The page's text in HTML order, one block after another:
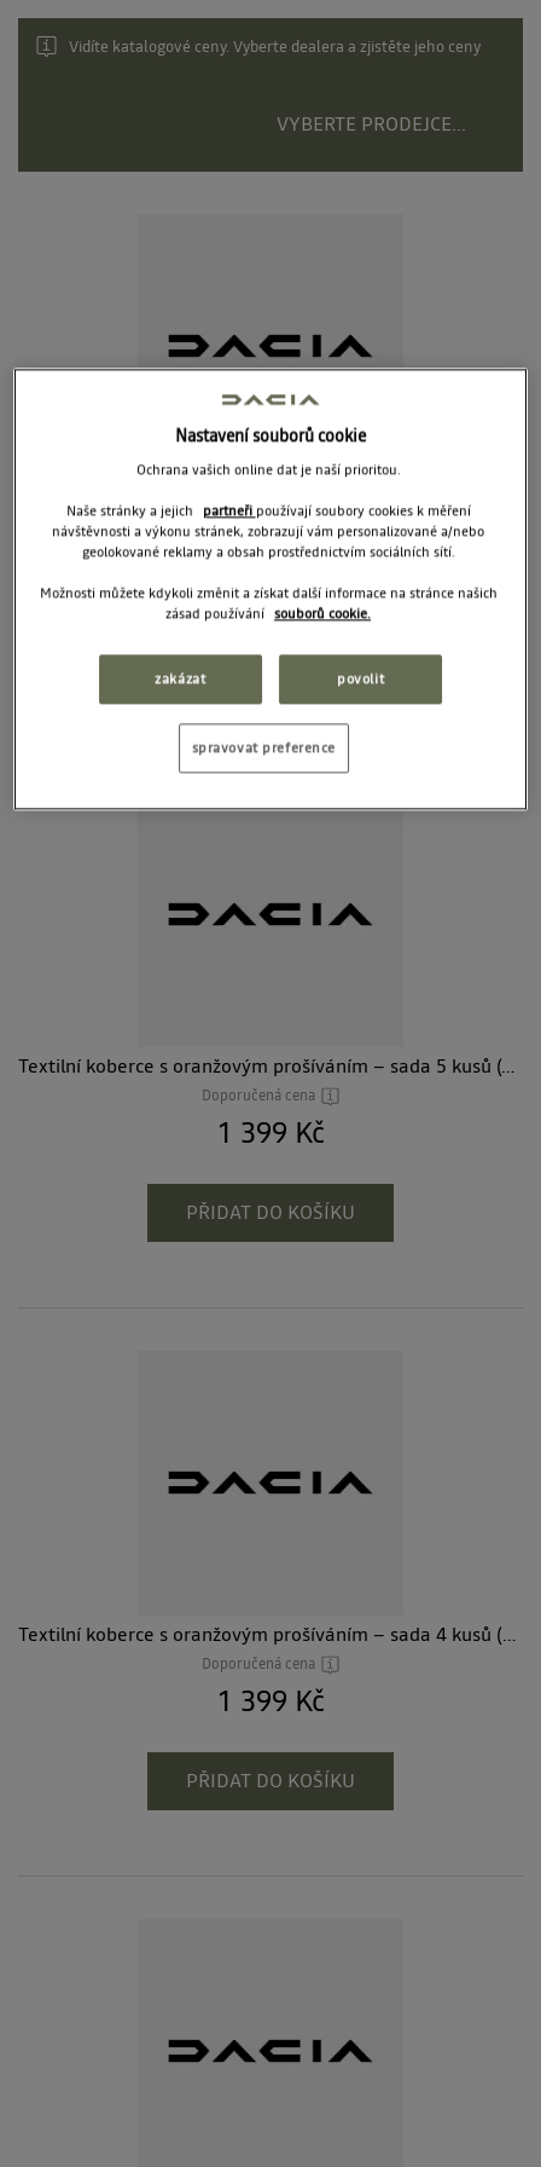
PŘÍSLUŠENSTVÍ
ZIMNÍ KOMPLETY ALCAR
Vidíte katalogové ceny. Vyberte dealera a zjistěte jeho ceny
VYBERTE PRODEJCE...
Doporučená cena
1 399 Kč
Textilní koberce s oranžovým prošíváním – sada 5 kusů (pro 7místnou verzi)
Doporučená cena
1 399 Kč
PŘIDAT DO KOŠÍKU
Textilní koberce s oranžovým prošíváním – sada 4 kusů (TCe 130/140)
Doporučená cena
1 399 Kč
PŘIDAT DO KOŠÍKU
Nastavení souborů cookie
Ochrana vašich online dat je naší prioritou.
Naše stránky a jejich partneři používají soubory cookies k měření
návštěvnosti a výkonu stránek, zobrazují vám personalizované a/nebo
geolokované reklamy a obsah prostřednictvím sociálních sítí.
Možnosti můžete kdykoli změnit a získat další informace na stránce našich
zásad používání souborů cookie.
zakázat povolit
spravovat preference